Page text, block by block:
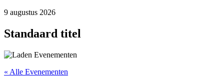
9 augustus 2026
Standaard titel
« Alle Evenementen